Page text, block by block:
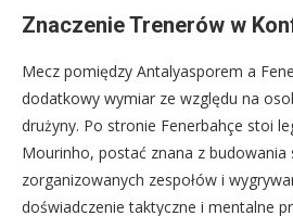
Znaczenie Trenerów w
Mecz pomiędzy Antalyasporem a
dodatkowy wymiar ze względu na
drużyny. Po stronie Fenerbahçe stoi
Mourinho, postać znana z budowania
zorganizowanych zespołów i
doświadczenie taktyczne i mentalne